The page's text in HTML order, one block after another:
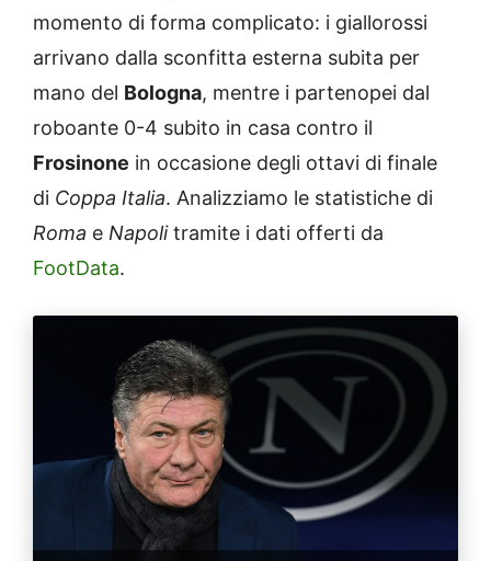
momento di forma complicato: i giallorossi
arrivano dalla sconfitta esterna subita per
mano del Bologna, mentre i partenopei dal
roboante 0-4 subito in casa contro il
Frosinone in occasione degli ottavi di finale
di Coppa Italia. Analizziamo le statistiche di
Roma e Napolitramite i dati offerti da
FootData.